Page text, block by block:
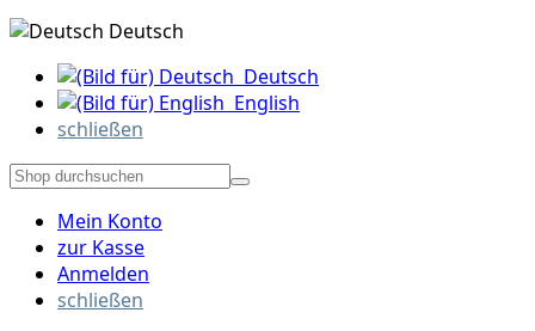
Deutsch
Deutsch
English
schließen
Mein Konto
zur Kasse
Anmelden
schließen